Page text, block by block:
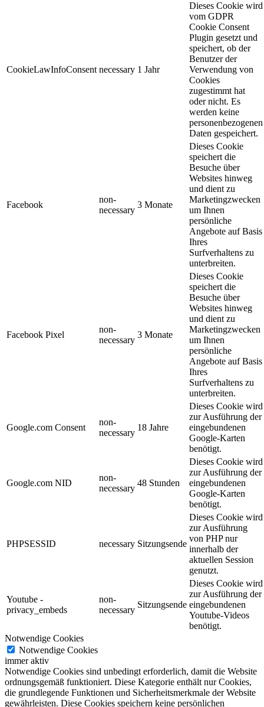
CookieLawInfoConsent necessary 1 Jahr
Dieses Cookie wird
vom GDPR
Cookie Consent
Plugin gesetzt und
speichert, ob der
Benutzer der
Verwendung von
Cookies
zugestimmt hat
oder nicht. Es
werden keine
personenbezogenen
Daten gespeichert.
Facebook
non-
necessary
3 Monate
Dieses Cookie
speichert die
Besuche über
Websites hinweg
und dient zu
Marketingzwecken
um Ihnen
persönliche
Angebote auf Basis
Ihres
Surfverhaltens zu
unterbreiten.
Facebook Pixel
non-
necessary
3 Monate
Dieses Cookie
speichert die
Besuche über
Websites hinweg
und dient zu
Marketingzwecken
um Ihnen
persönliche
Angebote auf Basis
Ihres
Surfverhaltens zu
unterbreiten.
Google.com Consent
non-
necessary
18 Jahre
Dieses Cookie wird
zur Ausführung der
eingebundenen
Google-Karten
benötigt.
Google.com NID
non-
necessary
48 Stunden
Dieses Cookie wird
zur Ausführung der
eingebundenen
Google-Karten
benötigt.
PHPSESSID necessary Sitzungsende
Dieses Cookie wird
zur Ausführung
von PHP nur
innerhalb der
aktuellen Session
genutzt.
Youtube -
privacy_embeds
non-
necessary
Sitzungsende
Dieses Cookie wird
zur Ausführung der
eingebundenen
Youtube-Videos
benötigt.
Notwendige Cookies
Notwendige Cookies
immer aktiv
Notwendige Cookies sind unbedingt erforderlich, damit die Website
ordnungsgemäß funktioniert. Diese Kategorie enthält nur Cookies,
die grundlegende Funktionen und Sicherheitsmerkmale der Website
gewährleisten. Diese Cookies speichern keine persönlichen